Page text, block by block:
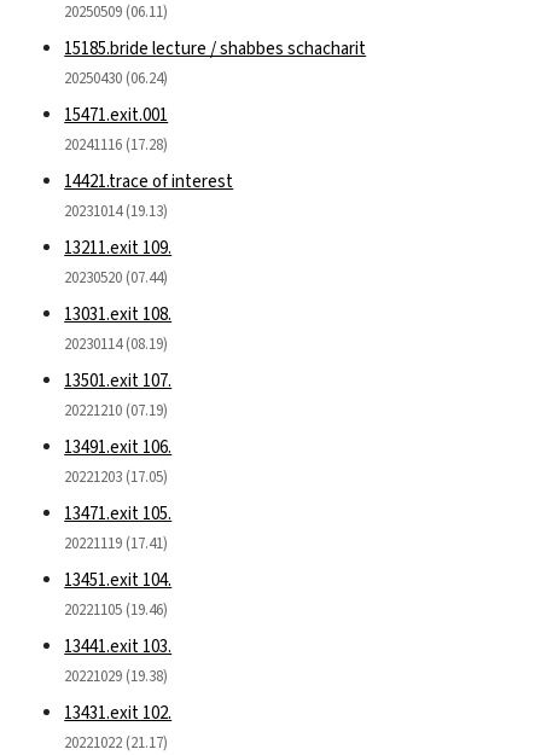
20250509 (06.11)
15185.bride lecture / shabbes schacharit
20250430 (06.24)
15471.exit.001
20241116 (17.28)
14421.trace of interest
20231014 (19.13)
13211.exit 109.
20230520 (07.44)
13031.exit 108.
20230114 (08.19)
13501.exit 107.
20221210 (07.19)
13491.exit 106.
20221203 (17.05)
13471.exit 105.
20221119 (17.41)
13451.exit 104.
20221105 (19.46)
13441.exit 103.
20221029 (19.38)
13431.exit 102.
20221022 (21.17)